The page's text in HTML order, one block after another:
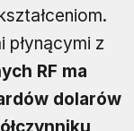
płynącymi z
RF ma
dolarów